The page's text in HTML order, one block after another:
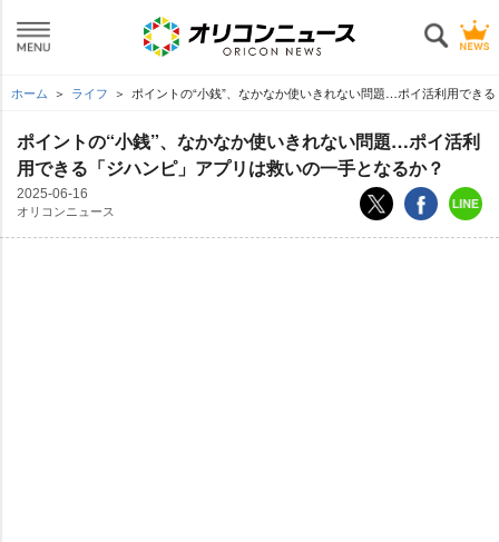
ホーム ライフ ポイントの“小銭”、なかなか使いきれない問題…ポイ活利用でき
ポイントの“小銭”、なかなか使いきれない問題…ポイ活利
用できる「ジハンピ」アプリは救いの一手となるか？
2025-06-16
オリコンニュース